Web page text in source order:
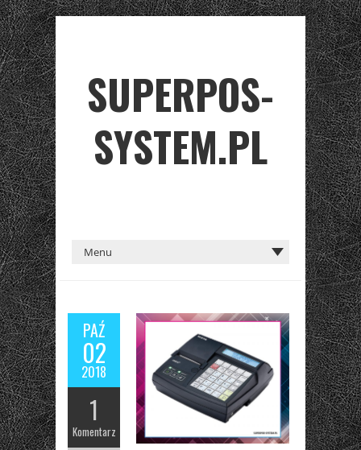
SUPERPOS-
SYSTEM.PL
PAŹ
02
2018
1
Komentarz